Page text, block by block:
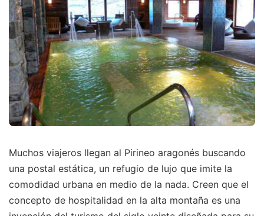
Muchos viajeros llegan al Pirineo aragonés buscando
una postal estática, un refugio de lujo que imite la
comodidad urbana en medio de la nada. Creen que el
concepto de hospitalidad en la alta montaña es una